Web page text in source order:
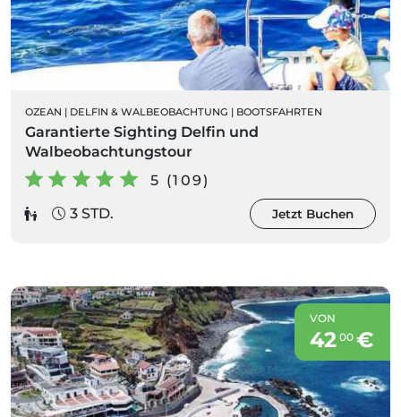
OZEAN | DELFIN & WALBEOBACHTUNG | BOOTSFAHRTEN
Garantierte Sighting Delfin und
Walbeobachtungstour
5 (109)
3 STD.
Jetzt Buchen
VON
42 00€